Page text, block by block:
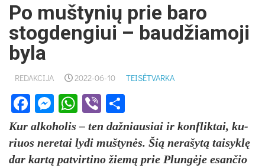
Po muštynių prie baro
stogdengiui – baudžiamoji
byla
REDAKCIJA 2022-06-10 TEISĖTVARKA
Facebook
Messenger
WhatsApp
Viber
Kur al­ko­ho­lis – ten daž­niau­siai ir konf­lik­tai, ku­
riuos ne­re­tai ly­di muš­tynės. Šią ne­ra­šytą tai­syklę
dar kartą pa­tvir­ti­no žiemą prie Plungė­je esan­čio